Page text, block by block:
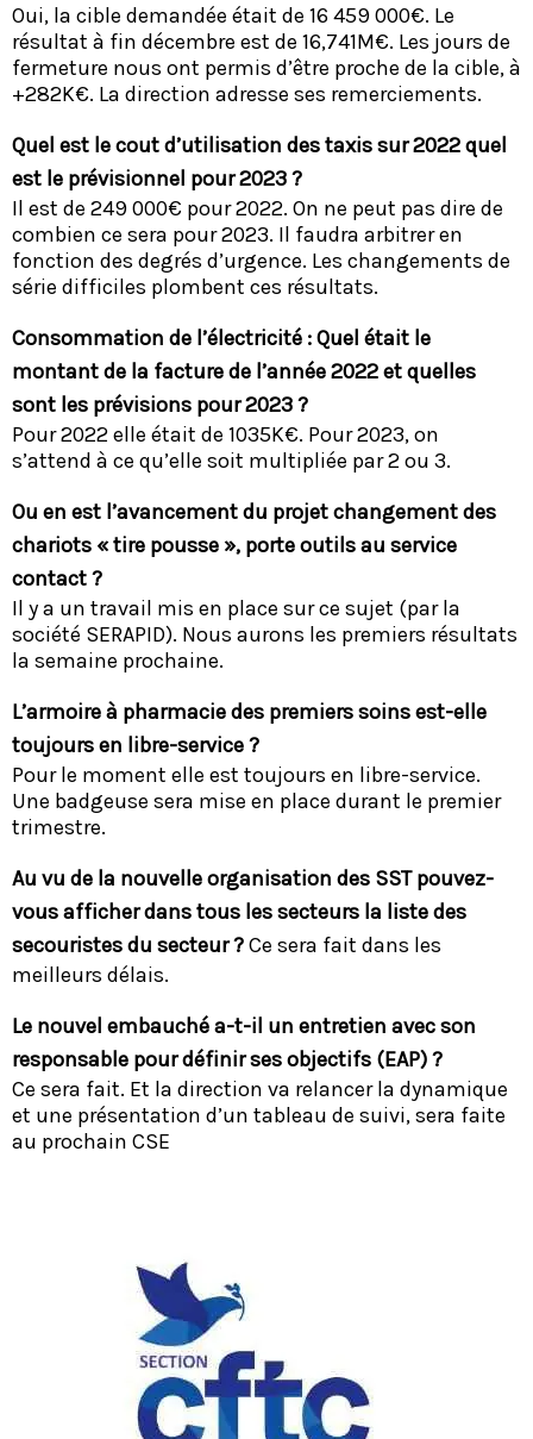
Oui, la cible demandée était de 16 459 000€. Le
résultat à fin décembre est de 16,741M€. Les jours de
fermeture nous ont permis d’être proche de la cible, à
+282K€. La direction adresse ses remerciements.
Quel est le cout d’utilisation des taxis sur 2022 quel
est le prévisionnel pour 2023 ?
Il est de 249 000€ pour 2022. On ne peut pas dire de
combien ce sera pour 2023. Il faudra arbitrer en
fonction des degrés d’urgence. Les changements de
série difficiles plombent ces résultats.
Consommation de l’électricité : Quel était le
montant de la facture de l’année 2022 et quelles
sont les prévisions pour 2023 ?
Pour 2022 elle était de 1035K€. Pour 2023, on
s’attend à ce qu’elle soit multipliée par 2 ou 3.
Ou en est l’avancement du projet changement des
chariots « tire pousse », porte outils au service
contact ?
Il y a un travail mis en place sur ce sujet (par la
société SERAPID). Nous aurons les premiers résultats
la semaine prochaine.
L’armoire à pharmacie des premiers soins est-elle
toujours en libre-service ?
Pour le moment elle est toujours en libre-service.
Une badgeuse sera mise en place durant le premier
trimestre.
Au vu de la nouvelle organisation des SST pouvez-
vous afficher dans tous les secteurs la liste des
secouristes du secteur ?Ce sera fait dans les
meilleurs délais.
Le nouvel embauché a-t-il un entretien avec son
responsable pour définir ses objectifs (EAP) ?
Ce sera fait. Et la direction va relancer la dynamique
et une présentation d’un tableau de suivi, sera faite
au prochain CSE